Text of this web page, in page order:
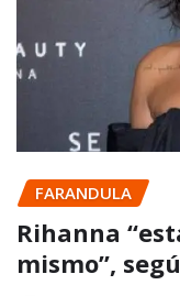
FARANDULA
Rihanna
mismo”,